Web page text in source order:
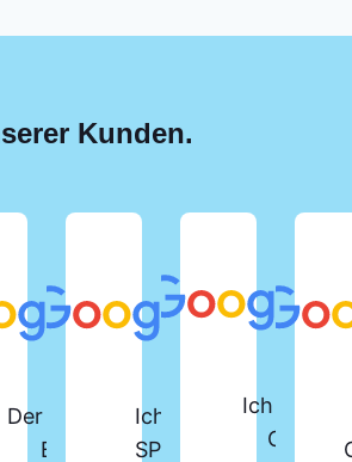
Kunden.
Kurzem den
Der SPS-Lehrgang beim
Berger Institut ist
Ich habe den
SPS-Kurs am
Ich habe
Online-